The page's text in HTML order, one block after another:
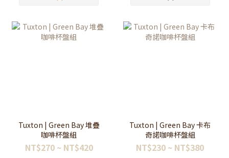
Tuxton | Green Bay 堆疊
咖啡杯盤組
NT$270 ~ NT$420
Tuxton | Green Bay 卡布
奇諾咖啡杯盤組
NT$230 ~ NT$380